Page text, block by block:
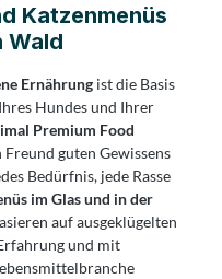
Katzenmenüs
Wald
Ernährung ist die Basis
Hundes und Ihrer
Premium Food
guten Gewissens
Bedürfnis, jede Rasse
im Glas und in der
auf ausgeklügelten
und mit